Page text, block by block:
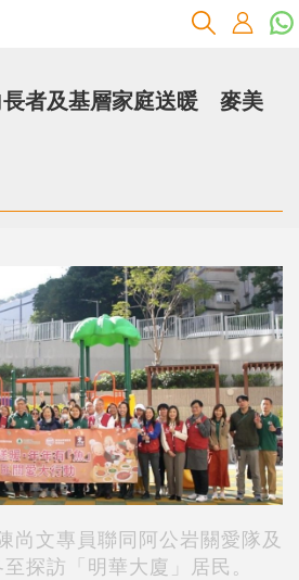
長者及基層家庭送暖 麥美
尚文專員聯同阿公岩關愛隊及
探訪「明華大廈」居民。